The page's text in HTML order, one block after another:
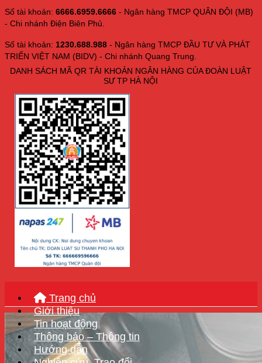
Số tài khoản: 6666.6959.6666 - Ngân hàng TMCP QUÂN ĐỘI (MB)
- Chi nhánh Điện Biên Phủ.
Số tài khoản: 1230.688.988 - Ngân hàng TMCP ĐẦU TƯ VÀ PHÁT
TRIỂN VIỆT NAM (BIDV) - Chi nhánh Quang Trung.
DANH SÁCH MÃ QR TÀI KHOẢN NGÂN HÀNG CỦA ĐOÀN LUẬT
SƯ TP HÀ NỘI
Trang chủ
Giới thiệu
Tin hoạt động
Thông báo – Thông tin
Hướng dẫn